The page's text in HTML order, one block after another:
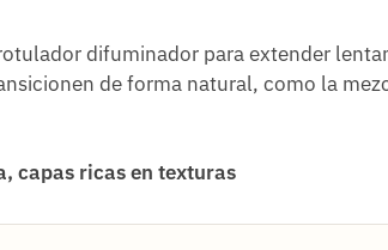
difuminador para extender
de forma natural, como la
capas ricas en texturas